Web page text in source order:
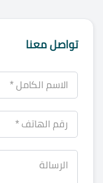
تواصل معنا